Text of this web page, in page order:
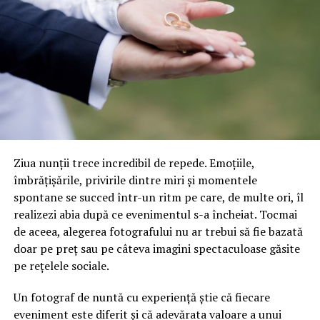
perioada de recuperare a investiției
depozit cu volum mare și vârfuri sezoniere
pronunțate se măsoară de regulă în ani, nu în
Roboții lucrează în același ritm și în ziua a doua de Black
Friday, la ora patru dimineața, fără spor de noapte și
fără erori de oboseală. Predictibilitatea aceasta a
Unde se recuperează banii,
concret
Conveioare șisortare automatăelimină munca
de transport intern și de sortare pe curieri, adică
personal temporar.
Ziua nunții trece incredibil de repede. Emoțiile,
îmbrățișările, privirile dintre miri și momentele
spontane se succed într-un ritm pe care, de multe ori, îl
realizezi abia după ce evenimentul s-a încheiat. Tocmai
de aceea, alegerea fotografului nu ar trebui să fie bazată
doar pe preț sau pe câteva imagini spectaculoase găsite
pe rețelele sociale.
Un fotograf de nuntă cu experiență știe că fiecare
eveniment este diferit și că adevărata valoare a unui